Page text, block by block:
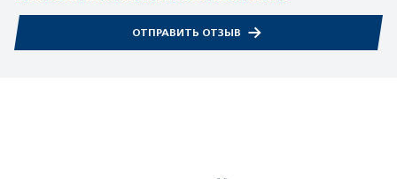
ОТПРАВИТЬ ОТЗЫВ